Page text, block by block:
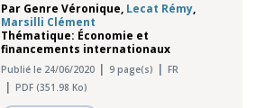
Par Genre Véronique, Lecat Rémy,
Marsilli Clément
Thématique: Économie et
financements internationaux
Publié le 24/06/2020 9 page(s)
FR
PDF (351.98 Ko)